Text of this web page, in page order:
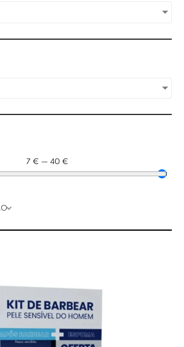
7 € — 40 €